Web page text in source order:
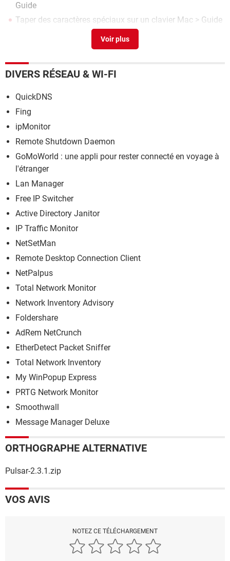
Guide
Taper des caractères spéciaux sur un clavier Mac > Guide
Espace insécable Word : comment insérer des espaces
Connaître la température d'un Mac
DIVERS RÉSEAU & WI-FI
QuickDNS
Fing
ipMonitor
Remote Shutdown Daemon
GoMoWorld : une appli pour rester connecté en voyage à
l'étranger
Lan Manager
Free IP Switcher
Active Directory Janitor
IP Traffic Monitor
NetSetMan
Remote Desktop Connection Client
NetPalpus
Total Network Monitor
Network Inventory Advisory
Foldershare
AdRem NetCrunch
EtherDetect Packet Sniffer
Total Network Inventory
My WinPopup Express
PRTG Network Monitor
Smoothwall
Message Manager Deluxe
ORTHOGRAPHE ALTERNATIVE
Pulsar-2.3.1.zip
VOS AVIS
NOTEZ CE TÉLÉCHARGEMENT